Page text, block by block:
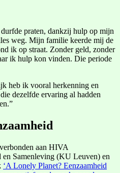
praten, dankzij hulp op mijn
weg. Mijn familie keerde mij de
ik op straat. Zonder geld, zonder
ik hulp kon vinden. Die periode
heb ik vooral herkenning en
dezelfde ervaring al hadden
aan HIVA
Samenleving (KU Leuven) en
‘A Lonely Planet? Eenzaamheid